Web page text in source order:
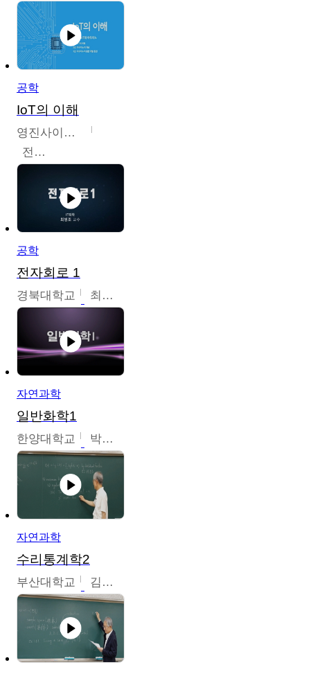
공학
IoT의 이해
영진사이버대학교
전병현
공학
전자회로 1
경북대학교 최병조
자연과학
일반화학1
한양대학교 박경호
자연과학
수리통계학2
부산대학교 김충락